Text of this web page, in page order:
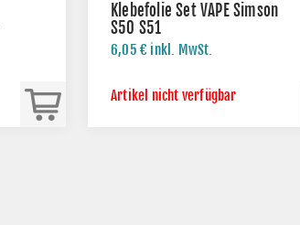
Klebefolie Set VAPE Simson
S50 S51
6,05 € inkl. MwSt.
Artikel nicht verfügbar